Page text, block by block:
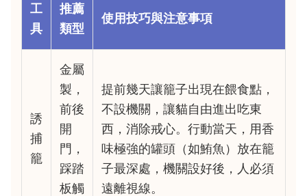
工
具
推薦
類型
使用技巧與注意事項
誘
捕
籠
金屬
製，
前後
開
門，
踩踏
板觸
提前幾天讓籠子出現在餵食點，
不設機關，讓貓自由進出吃東
西，消除戒心。行動當天，用香
味極強的罐頭（如鮪魚）放在籠
子最深處，機關設好後，人必須
遠離視線。